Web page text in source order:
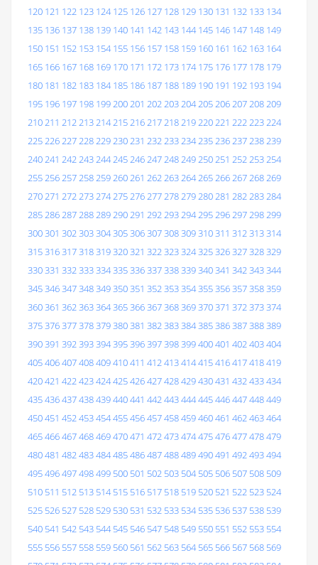
120 121 122 123 124 125 126 127 128 129 130 131 132 133 134
135 136 137 138 139 140 141 142 143 144 145 146 147 148 149
150 151 152 153 154 155 156 157 158 159 160 161 162 163 164
165 166 167 168 169 170 171 172 173 174 175 176 177 178 179
180 181 182 183 184 185 186 187 188 189 190 191 192 193 194
195 196 197 198 199200201 202203204205206207208209
210211 212213214215216217218219220221 222223224
225226227228229230231 232233234235236237238239
240241 242243244245246247248249250251 252253254
255256257258259260261 262263264265266267268269
270271 272273274275276277278279280281 282283284
285286287288289290291 292293294295296297298299
300301 302303304305306307308309310311 312313314
315316317318319320321 322323324325326327328329
330331 332333334335336337338339340341 342343344
345346347348349350351 352353354355356357358359
360361 362363364365366367368369370371 372373374
375376377378379380381 382383384385386387388389
390391 392393394395396397398399400401 402403404
405406407408409410411 412413414415416417418419
420421 422423424425426427428429430431 432433434
435436437438439440441 442443444445446447448449
450451 452453454455456457458459460461 462463464
465466467468469470471 472473474475476477478479
480481 482483484485486487488489490491 492493494
495496497498499 500 501 502 503 504 505 506 507 508 509
510 511 512 513 514 515 516 517 518 519 520 521 522 523 524
525 526 527 528 529 530 531 532 533 534 535 536 537 538 539
540 541 542 543 544 545 546 547 548 549 550 551 552 553 554
555 556 557 558 559 560 561 562 563 564 565 566 567 568 569